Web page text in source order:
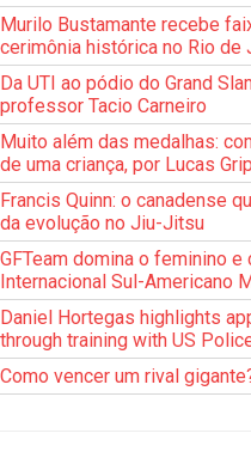
Murilo Bustamante recebe
cerimônia histórica no Rio de
Da UTI ao pódio do Grand
professor Tacio Carneiro
Muito além das medalhas:
de uma criança, por Lucas
Francis Quinn: o canadense
da evolução no Jiu-Jitsu
GFTeam domina o feminino
Internacional Sul-Americano
Daniel Hortegas highlights
through training with US
Como vencer um rival